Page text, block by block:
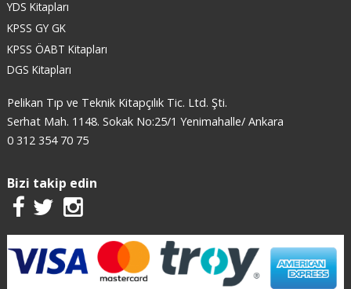
YDS Kitapları
KPSS GY GK
KPSS ÖABT Kitapları
DGS Kitapları
Pelikan Tıp ve Teknik Kitapçılık Tic. Ltd. Şti.
Serhat Mah. 1148. Sokak No:25/1 Yenimahalle/ Ankara
0 312 354 70 75
Bizi takip edin